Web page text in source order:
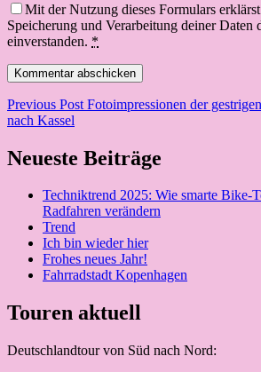
Mit der Nutzung dieses Formulars
Speicherung und Verarbeitung deiner Daten
einverstanden. *
Beitragsnavigation
Previous Post Fotoimpressionen der
nach Kassel
Neueste Beiträge
Techniktrend 2025: Wie smarte Bike-
Radfahren verändern
Trend
Ich bin wieder hier
Frohes neues Jahr!
Fahrradstadt Kopenhagen
Touren aktuell
Deutschlandtour von Süd nach Nord: